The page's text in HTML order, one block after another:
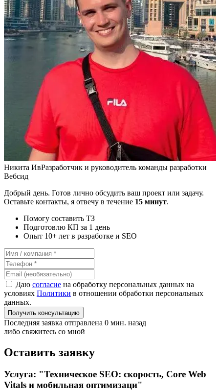
Никита ИвРазработчик и руководитель команды разработки
Вебсид
Добрый день. Готов лично обсудить ваш проект или задачу.
Оставьте контакты, я отвечу в течение 15 минут.
Помогу составить ТЗ
Подготовлю КП за 1 день
Опыт 10+ лет в разработке и SEO
Даю согласие на обработку персональных данных на
условиях Политики в отношении обработки персональных
данных.
Получить консультацию
Последняя заявка отправлена 0 мин. назад
либо свяжитесь со мной
Оставить заявку
Услуга: "Техническое SEO: скорость, Core Web
Vitals и мобильная оптимизаци"